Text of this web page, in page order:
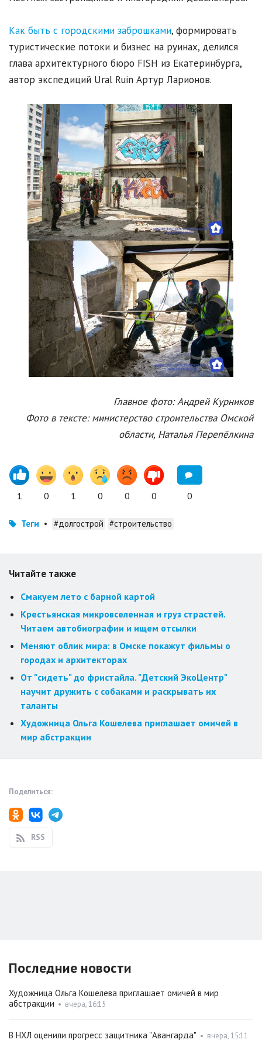
Как быть с городскими заброшками, формировать
туристические потоки и бизнес на руинах, делился
глава архитектурного бюро FISH из Екатеринбурга,
автор экспедиций Ural Ruin Артур Ларионов.
Главное фото: Андрей Курников
Фото в тексте: министерство строительства Омской
области, Наталья Перепёлкина
1 0 1 0 0 0 0
Теги • #долгострой #строительство
Читайте также
Смакуем лето с барной картой
Крестьянская микровселенная и груз страстей.
Читаем автобиографии и ищем отсылки
Меняют облик мира: в Омске покажут фильмы о
городах и архитекторах
От "сидеть" до фристайла. "Детский ЭкоЦентр"
научит дружить с собаками и раскрывать их
таланты
Художница Ольга Кошелева приглашает омичей в
мир абстракции
Поделиться:
RSS
Последние новости
Художница Ольга Кошелева приглашает омичей в мир
абстракции • вчера, 16:15
В НХЛ оценили прогресс защитника "Авангарда" • вчера, 15:11